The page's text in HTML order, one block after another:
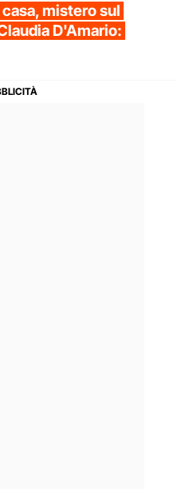
mistero sul
D'Amario: